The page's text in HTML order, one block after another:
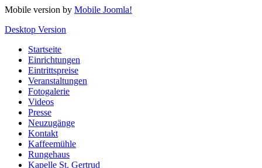
Mobile version by Mobile Joomla!
Desktop Version
Startseite
Einrichtungen
Eintrittspreise
Veranstaltungen
Fotogalerie
Videos
Presse
Neuzugänge
Kontakt
Kaffeemühle
Rungehaus
Kapelle St. Gertrud